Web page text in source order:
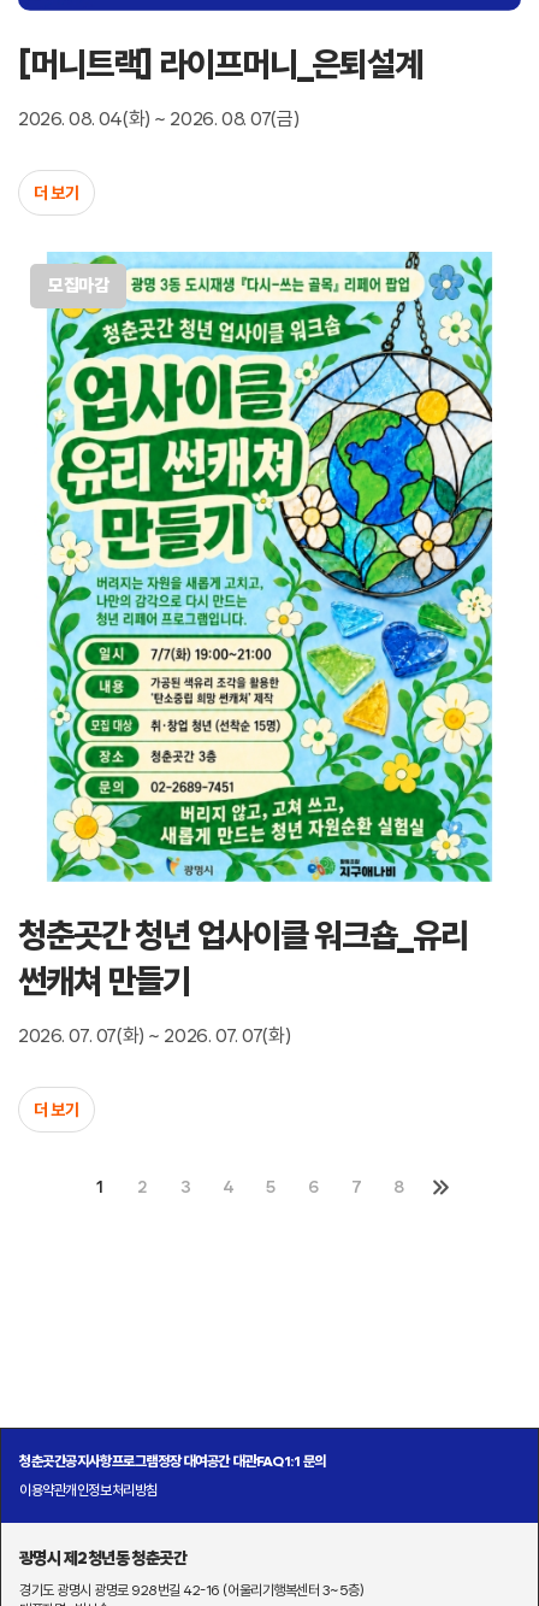
[머니트랙] 라이프머니_은퇴설계
2026. 08. 04(화) ~ 2026. 08. 07(금)
더 보기
모집마감
청춘곳간 청년 업사이클 워크숍_유리
썬캐쳐 만들기
2026. 07. 07(화) ~ 2026. 07. 07(화)
더 보기
1 2 3 4 5 6 7 8
청춘곳간공지사항프로그램정장 대여공간 대관FAQ1:1 문의
이용약관개인정보처리방침
광명시 제2청년동 청춘곳간
경기도 광명시 광명로 928번길 42-16 (어울리기행복센터 3~5층)